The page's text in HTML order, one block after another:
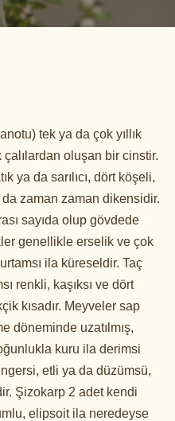
tek ya da çok yıllık
oluşan bir cinstir.
ya da sarılıcı, dört köşeli,
da zaman zaman dikensidir.
sayıda olup gövdede
genellikle erselik ve çok
ila küreseldir. Taç
renkli, kaşıksı ve dört
kısadır. Meyveler sap
döneminde uzatılmış,
kuru ila derimsi
etli ya da düzümsü,
Şizokarp 2 adet kendi
elipsoit ila neredeyse